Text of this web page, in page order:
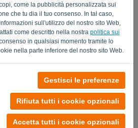
come la pubblicità personalizzata sui
che tu dia il tuo consenso. In tal caso,
sull'utilizzo del nostro sito Web,
come descritto nella nostra politica sui
in qualsiasi momento tramite lo
nella parte inferiore del nostro sito Web.
Gestisci le preferenze
Rifiuta tutti i cookie opzionali
Accetta tutti i cookie opzionali
del mio prodotto..
la tua prova gratuita
impegno